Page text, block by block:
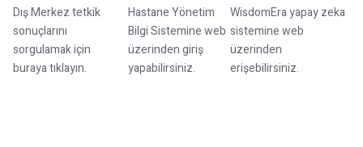
Dış Merkez tetkik
sonuçlarını
sorgulamak için
buraya tıklayın.
Hastane Yönetim
Bilgi Sistemine web
üzerinden giriş
yapabilirsiniz.
WisdomEra yapay zeka
sistemine web
üzerinden
erişebilirsiniz.